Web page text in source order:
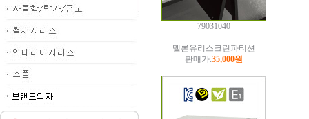
79031040
멜론유리스크린파티션
판매가:35,000원